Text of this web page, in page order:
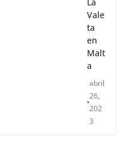
La
Vale
ta
en
Malt
a
abril
26,
202
3